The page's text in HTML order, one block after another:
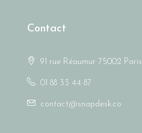
Contact
91 rue Réaumur 75002 Paris
01 88 33 44 87
contact@snapdesk.co